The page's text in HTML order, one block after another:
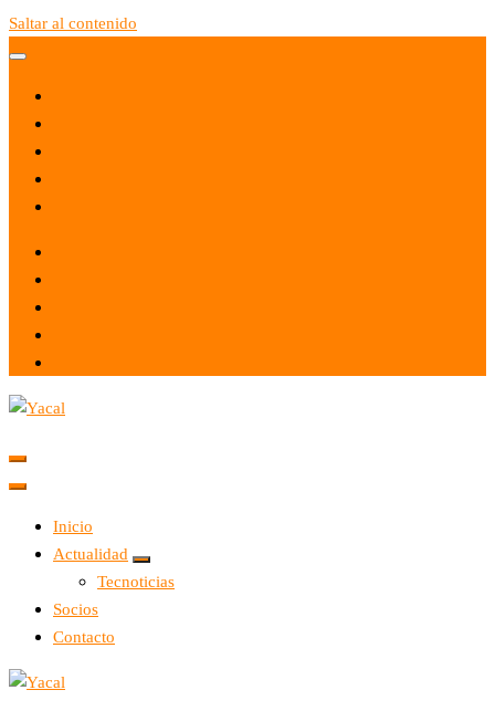
Saltar al contenido
Yacal micro hosting
Inicio
Actualidad
Tecnoticias
Socios
Contacto